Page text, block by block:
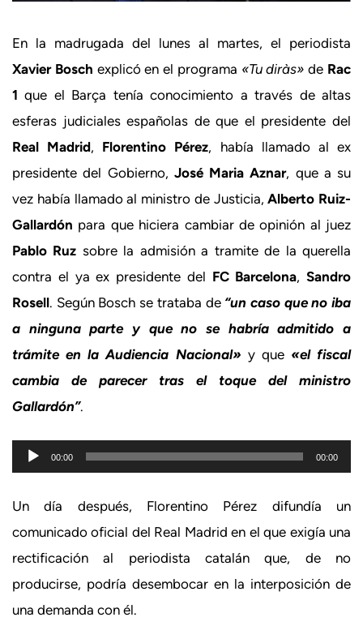
En la madrugada del lunes al martes, el periodista
Xavier Bosch explicó en el programa «Tu diràs» de Rac
1 que el Barça tenía conocimiento a través de altas
esferas judiciales españolas de que el presidente del
Real Madrid, Florentino Pérez, había llamado al ex
presidente del Gobierno, José Maria Aznar, que a su
vez había llamado al ministro de Justicia,Alberto Ruiz-
Gallardón para que hiciera cambiar de opinión al juez
Pablo Ruz sobre la admisión a tramite de la querella
contra el ya ex presidente del FC Barcelona, Sandro
Rosell. Según Bosch se trataba de “un caso que no iba
a ninguna parte y que no se habría admitido a
trámite en la Audiencia Nacional» y que «el fiscal
cambia de parecer tras el toque del ministro
Gallardón”.
Reproductor
de
audio
00:00 00:00
Un día después, Florentino Pérez difundía un
comunicado oficial del Real Madrid en el que exigía una
rectificación al periodista catalán que, de no
producirse, podría desembocar en la interposición de
una demanda con él.